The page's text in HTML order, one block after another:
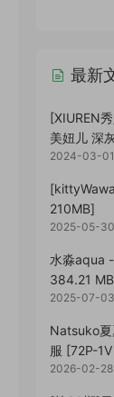
最新
[XIUREN
美妞儿 深
2024-03-01
210MB]
2025-05-30
水淼aqua
384.21
2025-07-03
Natsuko
服 [72P-
2026-02-28